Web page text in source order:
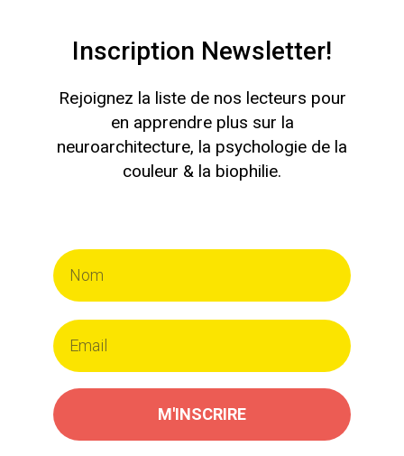
Inscription Newsletter!
Rejoignez la liste de nos lecteurs pour
en apprendre plus sur la
neuroarchitecture, la psychologie de la
couleur & la biophilie.
M'INSCRIRE